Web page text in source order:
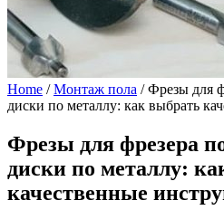
Home /Монтаж пола /Фрезы для
диски по металлу: как выбрать
Фрезы для фрезера
диски по металлу:
качественные